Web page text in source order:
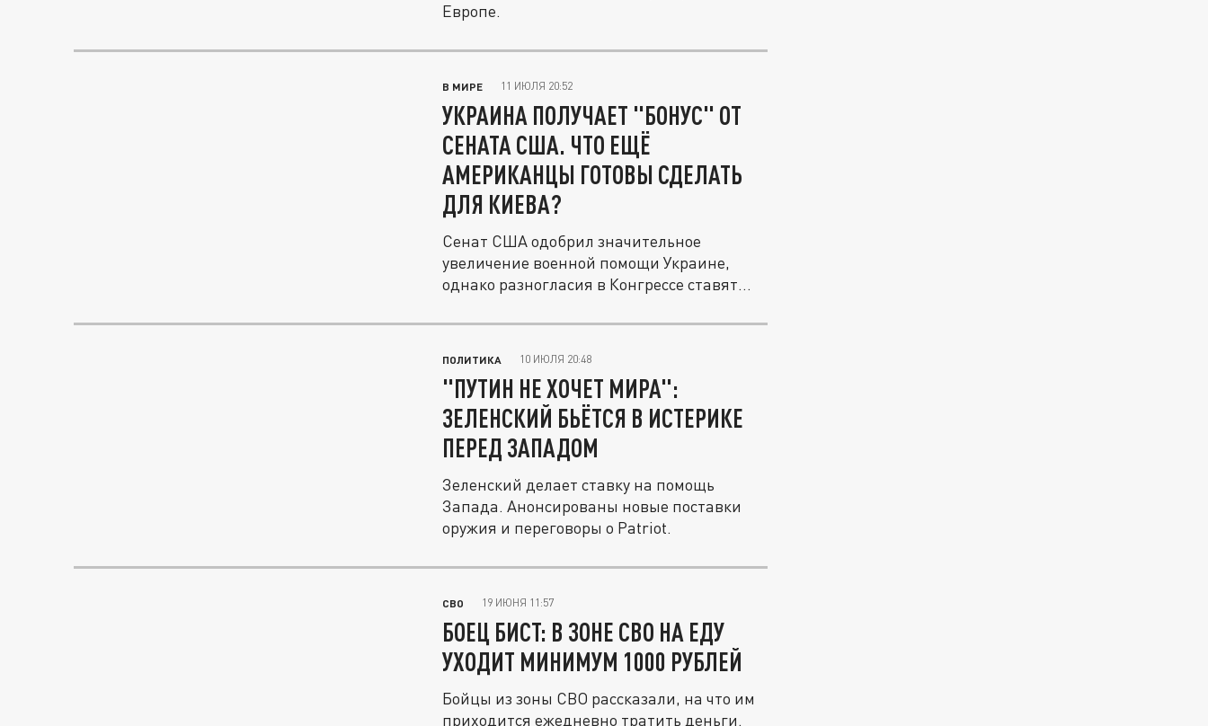
Европе.
В МИРЕ 11 ИЮЛЯ 20:52
УКРАИНА ПОЛУЧАЕТ "БОНУС" ОТ
СЕНАТА США. ЧТО ЕЩЁ
АМЕРИКАНЦЫ ГОТОВЫ СДЕЛАТЬ
ДЛЯ КИЕВА?
Сенат США одобрил значительное
увеличение военной помощи Украине,
однако разногласия в Конгрессе ставят
ПОЛИТИКА 10 ИЮЛЯ 20:48
"ПУТИН НЕ ХОЧЕТ МИРА":
ЗЕЛЕНСКИЙ БЬЁТСЯ В ИСТЕРИКЕ
ПЕРЕД ЗАПАДОМ
Зеленский делает ставку на помощь
Запада. Анонсированы новые поставки
оружия и переговоры о Patriot.
СВО 19 ИЮНЯ 11:57
БОЕЦ БИСТ: В ЗОНЕ СВО НА ЕДУ
УХОДИТ МИНИМУМ 1000 РУБЛЕЙ
Бойцы из зоны СВО рассказали, на что им
приходится ежедневно тратить деньги.